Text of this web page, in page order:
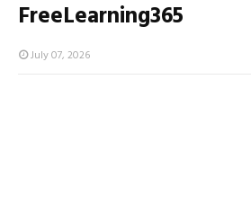
FreeLearning365
July 07, 2026